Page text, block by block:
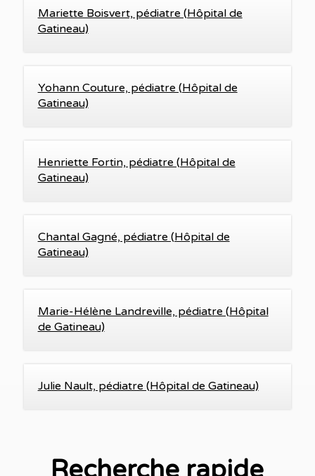
Mariette Boisvert, pédiatre (Hôpital de
Gatineau)
Yohann Couture, pédiatre (Hôpital de
Gatineau)
Henriette Fortin, pédiatre (Hôpital de
Gatineau)
Chantal Gagné, pédiatre (Hôpital de
Gatineau)
Marie-Hélène Landreville, pédiatre (Hôpital
de Gatineau)
Julie Nault, pédiatre (Hôpital de Gatineau)